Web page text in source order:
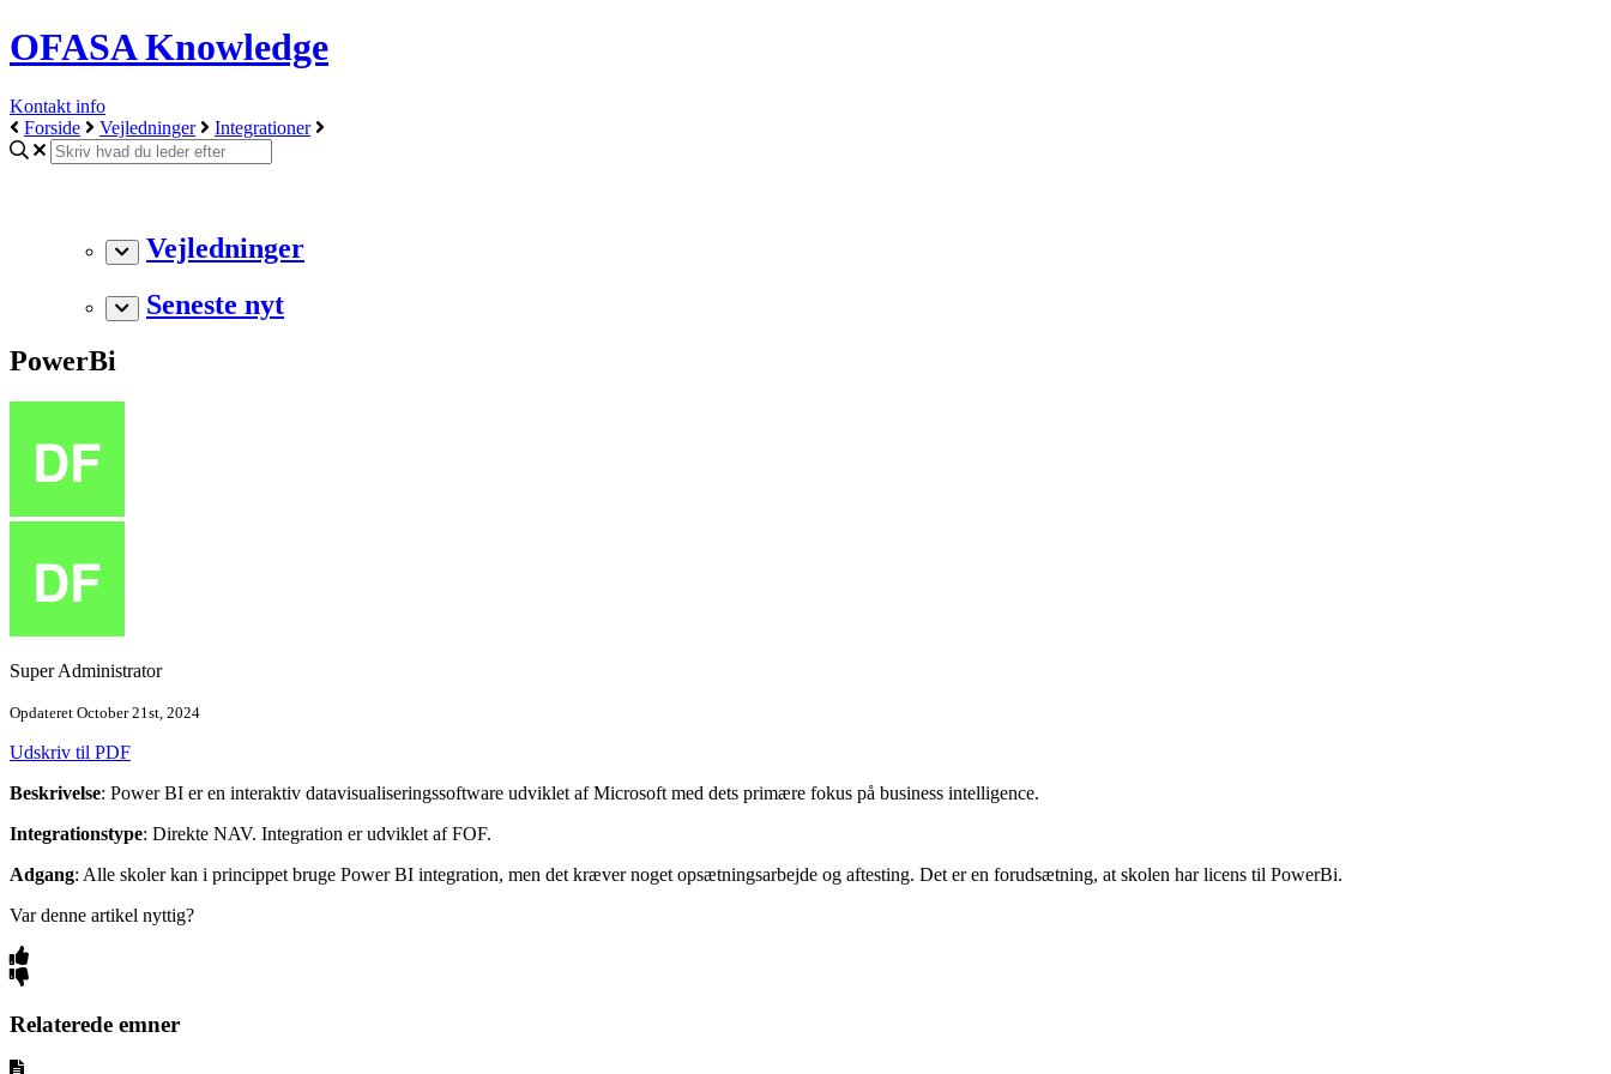
OFASA Knowledge
Kontakt info
Forside
Vejledninger Integrationer
Vejledninger
Seneste nyt
PowerBi
Super Administrator
Opdateret October 21st, 2024
Udskriv til PDF
Beskrivelse: Power BI er en interaktiv datavisualiseringssoftware udviklet af Microsoft med dets primære fokus på business intelligence.
Integrationstype: Direkte NAV. Integration er udviklet af FOF.
Adgang: Alle skoler kan i princippet bruge Power BI integration, men det kræver noget opsætningsarbejde og aftesting. Det er en forudsætning, at skolen har licens til PowerBi.
Var denne artikel nyttig?
Relaterede emner